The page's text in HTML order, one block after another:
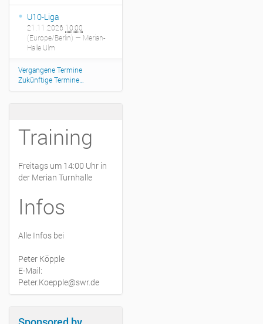
U10-Liga
21.11.2026 10:00
(Europe/Berlin) — Merian-
Halle Ulm
Vergangene Termine
Zukünftige Termine…
Training
Freitags um 14:00 Uhr in
der Merian Turnhalle
Infos
Alle Infos bei
Peter Köpple
E-Mail:
Peter.Koepple@swr.de